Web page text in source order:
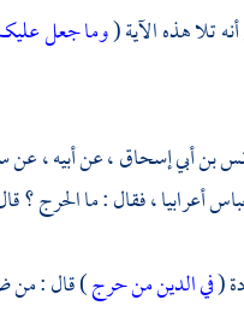
أنه تلا هذه الآية (وما جعل
بن أبي إسحاق، عن أبيه ، عن
أعرابيا ، فقال : ما الحرج
(في الدين من حرج) قال : من